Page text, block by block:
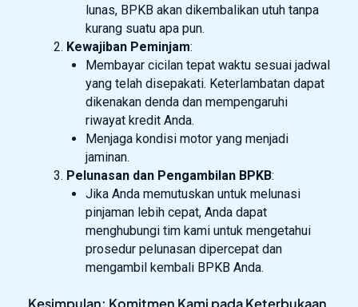
lunas, BPKB akan dikembalikan utuh tanpa
kurang suatu apa pun.
Kewajiban Peminjam:
Membayar cicilan tepat waktu sesuai jadwal
yang telah disepakati. Keterlambatan dapat
dikenakan denda dan mempengaruhi
riwayat kredit Anda.
Menjaga kondisi motor yang menjadi
jaminan.
Pelunasan dan Pengambilan BPKB:
Jika Anda memutuskan untuk melunasi
pinjaman lebih cepat, Anda dapat
menghubungi tim kami untuk mengetahui
prosedur pelunasan dipercepat dan
mengambil kembali BPKB Anda.
Kesimpulan: Komitmen Kami pada Keterbukaan